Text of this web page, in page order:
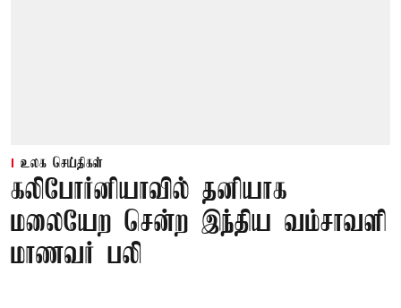
உலக செய்திகள்
கலிபோர்னியாவில் தனியாக
மலையேற சென்ற இந்திய வம்சாவளி
மாணவர் பலி